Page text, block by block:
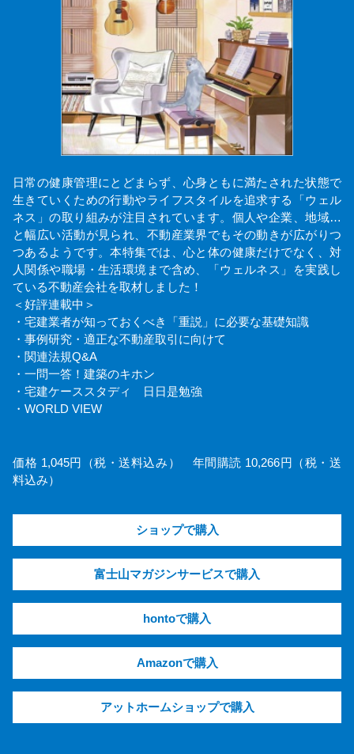
日常の健康管理にとどまらず、心身ともに満たされた状態で
生きていくための行動やライフスタイルを追求する「ウェル
ネス」の取り組みが注目されています。個人や企業、地域…
と幅広い活動が見られ、不動産業界でもその動きが広がりつ
つあるようです。本特集では、心と体の健康だけでなく、対
人関係や職場・生活環境まで含め、「ウェルネス」を実践し
ている不動産会社を取材しました！
＜好評連載中＞
・宅建業者が知っておくべき「重説」に必要な基礎知識
・事例研究・適正な不動産取引に向けて
・関連法規Q&A
・一問一答！建築のキホン
・宅建ケーススタディ 日日是勉強
・WORLD VIEW
価格 1,045円（税・送料込み） 年間購読 10,266円（税・送
料込み）
ショップで購入
富士山マガジンサービスで購入
hontoで購入
Amazonで購入
アットホームショップで購入